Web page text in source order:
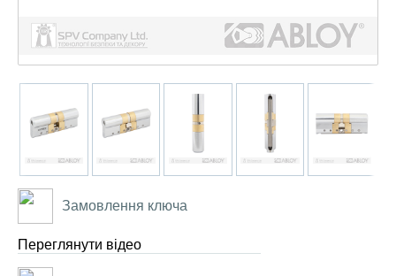
Замовлення ключа
Переглянути відео